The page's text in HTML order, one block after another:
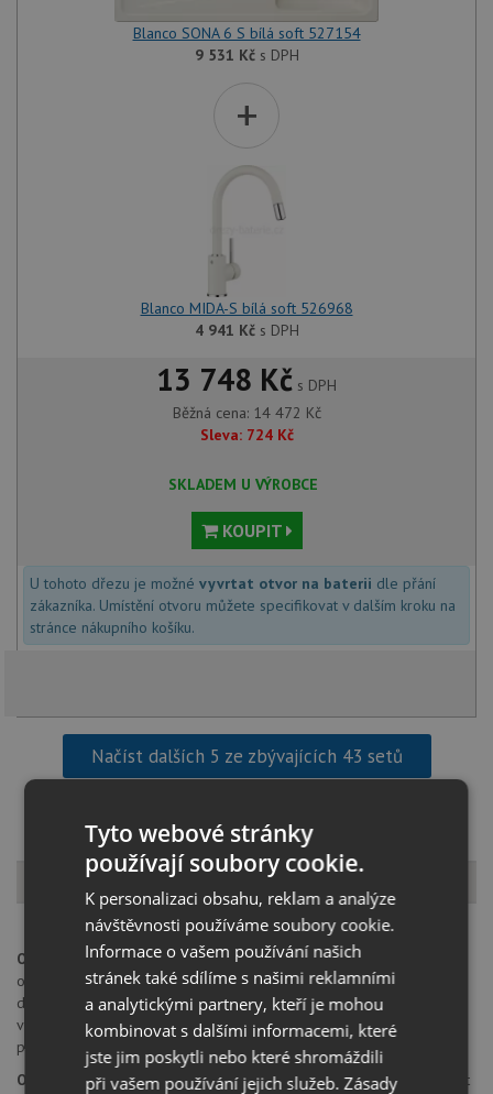
Blanco SONA 6 S bílá soft 527154
9 531 Kčs DPH
+
Blanco MIDA-S bílá soft 526968
4 941 Kčs DPH
13 748 Kč s DPH
Běžná cena: 14 472 Kč
Sleva: 724 Kč
SKLADEM U VÝROBCE
KOUPIT
U tohoto dřezu je možné vyvrtat otvor na baterii dle přání
zákazníka. Umístění otvoru můžete specifikovat v dalším kroku na
stránce nákupního košíku.
Načíst dalších 5 ze zbývajících 43 setů
Popis produktu
Otvor pro baterii:na spodní straně má dřez 4 částečně předvrtané
otvory průměru 35 mm pro umístění baterie, excentru nebo
dávkovače saponátu. Tyto otvory je možné dovrtat diamantovým
vrtákem 35 mm, který naleznete za zvýhodněnou cenu, jako
příslušenství k dokoupení u produktu.
Orientace dřezu:dřez je libovolně otočný, je možné jej nainstalovat
Tyto webové stránky
používají soubory cookie.
K personalizaci obsahu, reklam a analýze
návštěvnosti používáme soubory cookie.
Informace o vašem používání našich
stránek také sdílíme s našimi reklamními
a analytickými partnery, kteří je mohou
kombinovat s dalšími informacemi, které
jste jim poskytli nebo které shromáždili
při vašem používání jejich služeb.Zásady